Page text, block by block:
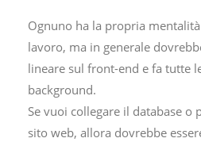
Ognuno ha la propria
lavoro, ma in generale
lineare sul front-end e fa tutte
background.
Se vuoi collegare il database o
sito web, allora dovrebbe